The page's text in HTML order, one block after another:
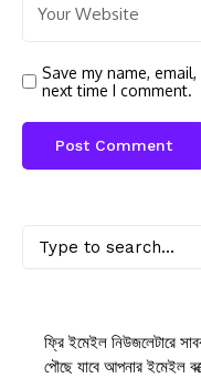
Save my name,
next time I comment.
ফ্রি ইমেইল নিউজলেটারে
পৌছে যাবে আপনার ইমেইল